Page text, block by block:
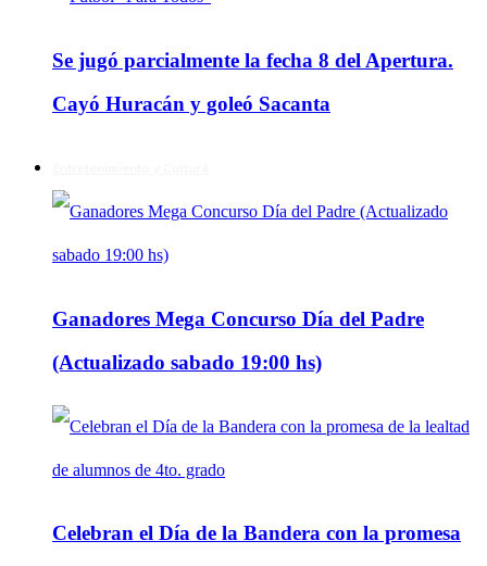
Se jugó parcialmente la fecha 8 del Apertura.
Cayó Huracán y goleó Sacanta
Ganadores Mega Concurso Día del Padre
(Actualizado sabado 19:00 hs)
Celebran el Día de la Bandera con la promesa